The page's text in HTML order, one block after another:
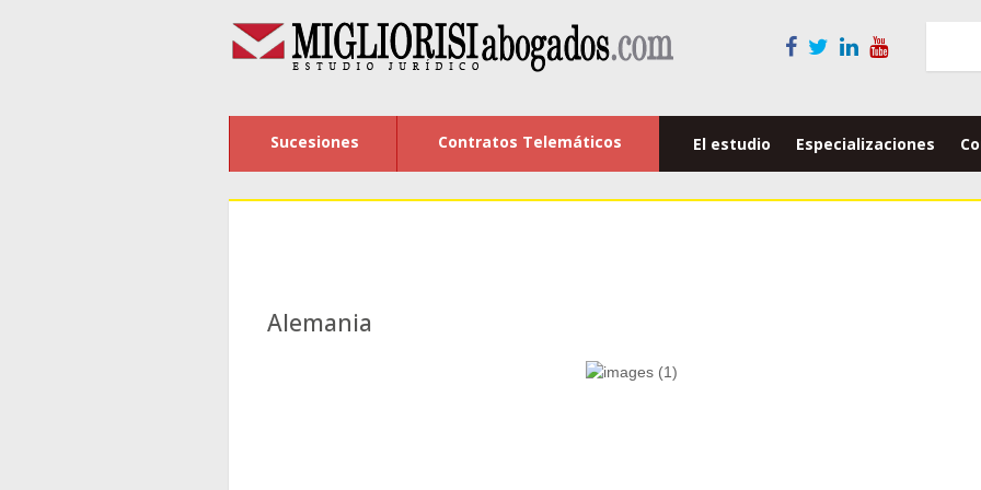
Sucesiones Contratos Telemáticos El estudio Especializaciones
Alemania